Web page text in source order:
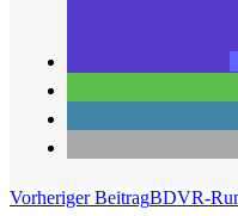
Vorheriger BeitragBDVR-